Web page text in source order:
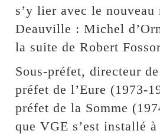
s’y lier avec le
Deauville : Michel
la suite de Robert
Sous-préfet, directeur
préfet de l’Eure (1973-
préfet de la Somme
que VGE s’est installé à